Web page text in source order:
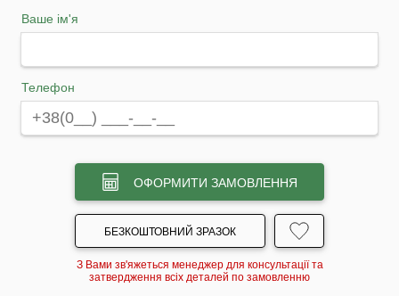
Ваше ім'я
Телефон
ОФОРМИТИ ЗАМОВЛЕННЯ
БЕЗКОШТОВНИЙ ЗРАЗОК
З Вами зв'яжеться менеджер для консультації та
затвердження всіх деталей по замовленню